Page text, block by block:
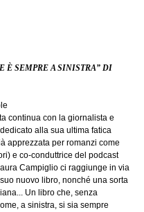
È SEMPRE A SINISTRA” DI
continua con la giornalista e
alla sua ultima fatica
apprezzata per romanzi come
e co-conduttrice del podcast
Campiglio ci raggiunge in via
nuovo libro, nonché una sorta
Un libro che, senza
a sinistra, si sia sempre